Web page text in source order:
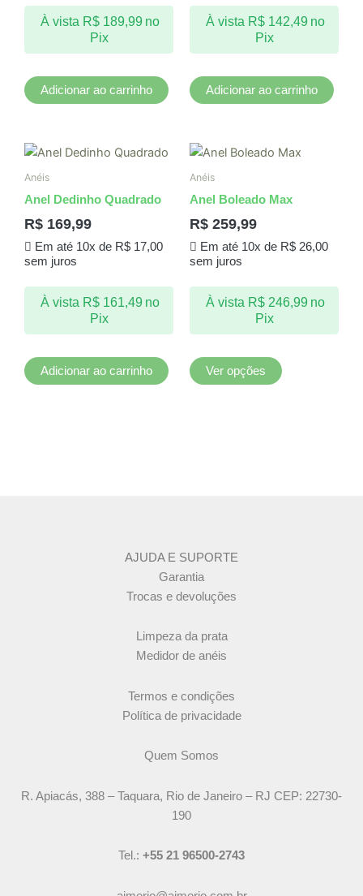
À vista R$189,99 no
Pix
Adicionar ao carrinho
À vista R$142,49 no
Pix
Adicionar ao carrinho
Anéis
Anel Dedinho Quadrado
R$ 169,99
Em até 10x de R$17,00
sem juros
À vista R$161,49 no
Pix
Adicionar ao carrinho
Anéis
Anel Boleado Max
R$ 259,99
Em até 10x de R$26,00
sem juros
À vista R$246,99 no
Pix
Ver opções
Este
As
podem
ser
página
AJUDA E SUPORTE
Garantia
Trocas e devoluções
Limpeza da prata
Medidor de anéis
Termos e condições
Política de privacidade
Quem Somos
R. Apiacás, 388 – Taquara, Rio de Janeiro – RJ CEP: 22730-
190
Tel.: +55 21 96500-2743